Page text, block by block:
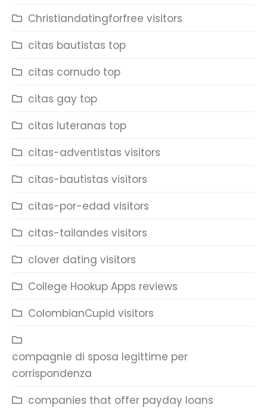
Christiandatingforfree visitors
citas bautistas top
citas cornudo top
citas gay top
citas luteranas top
citas-adventistas visitors
citas-bautistas visitors
citas-por-edad visitors
citas-tailandes visitors
clover dating visitors
College Hookup Apps reviews
ColombianCupid visitors
compagnie di sposa legittime per
corrispondenza
companies that offer payday loans